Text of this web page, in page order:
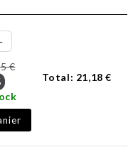
€
Total: 21,18 €